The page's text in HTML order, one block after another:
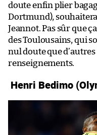
doute enfin plier
Dortmund),
Jeannot. Pas sûr que
des Toulousains, qui
nul doute que
renseignements.
Henri Bedimo